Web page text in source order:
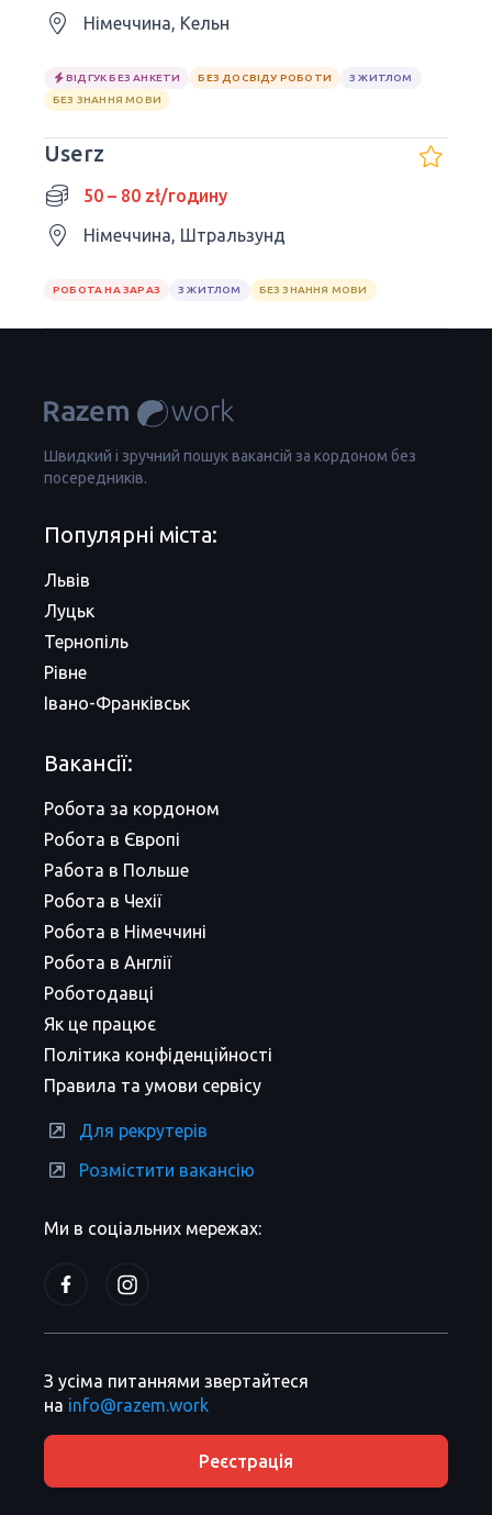
Німеччина, Кельн
ВІДГУК БЕЗ АНКЕТИ БЕЗ ДОСВІДУ РОБОТИ
З ЖИТЛОМ
БЕЗ ЗНАННЯ МОВИ
Userz
50 – 80 zł/годину
Німеччина, Штральзунд
РОБОТА НА ЗАРАЗ З ЖИТЛОМ БЕЗ ЗНАННЯ МОВИ
Швидкий і зручний пошук вакансій за кордоном без
посередників.
Ми в соціальних мережах:
Популярні міста:
Львів
Луцьк
Тернопіль
Рівне
Івано-Франківськ
Вакансії:
Робота за кордоном
Робота в Європі
Работа в Польше
Робота в Чехії
Робота в Німеччині
Робота в Англії
Роботодавці
Як це працює
Політика конфіденційності
Правила та умови сервісу
Для рекрутерів
Розмістити вакансію
З усіма питаннями звертайтеся
на info@razem.work
Реєстрація